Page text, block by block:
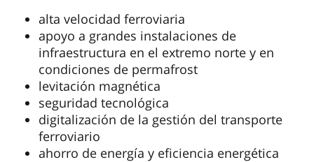
alta velocidad ferroviaria
apoyo a grandes instalaciones de
infraestructura en el extremo norte y en
condiciones de permafrost
levitación magnética
seguridad tecnológica
digitalización de la gestión del transporte
ferroviario
ahorro de energía y eficiencia energética